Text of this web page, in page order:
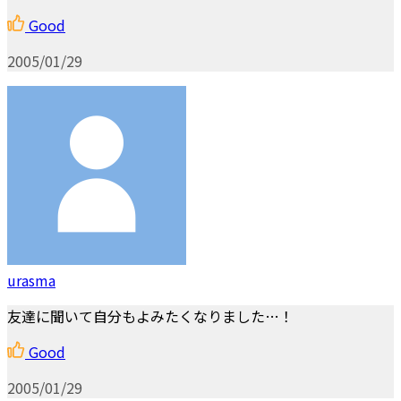
Good
2005/01/29
urasma
友達に聞いて自分もよみたくなりました…！
Good
2005/01/29